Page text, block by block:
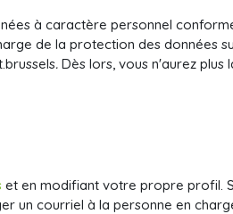
à caractère personnel
de la protection des données
. Dès lors, vous n'aurez plus
et en modifiant votre propre profil.
un courriel à la personne en